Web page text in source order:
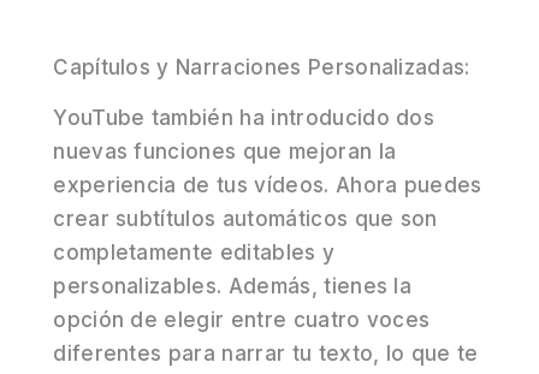
Capítulos y Narraciones Personalizadas:
YouTube también ha introducido dos
nuevas funciones que mejoran la
experiencia de tus vídeos. Ahora puedes
crear subtítulos automáticos que son
completamente editables y
personalizables. Además, tienes la
opción de elegir entre cuatro voces
diferentes para narrar tu texto, lo que te